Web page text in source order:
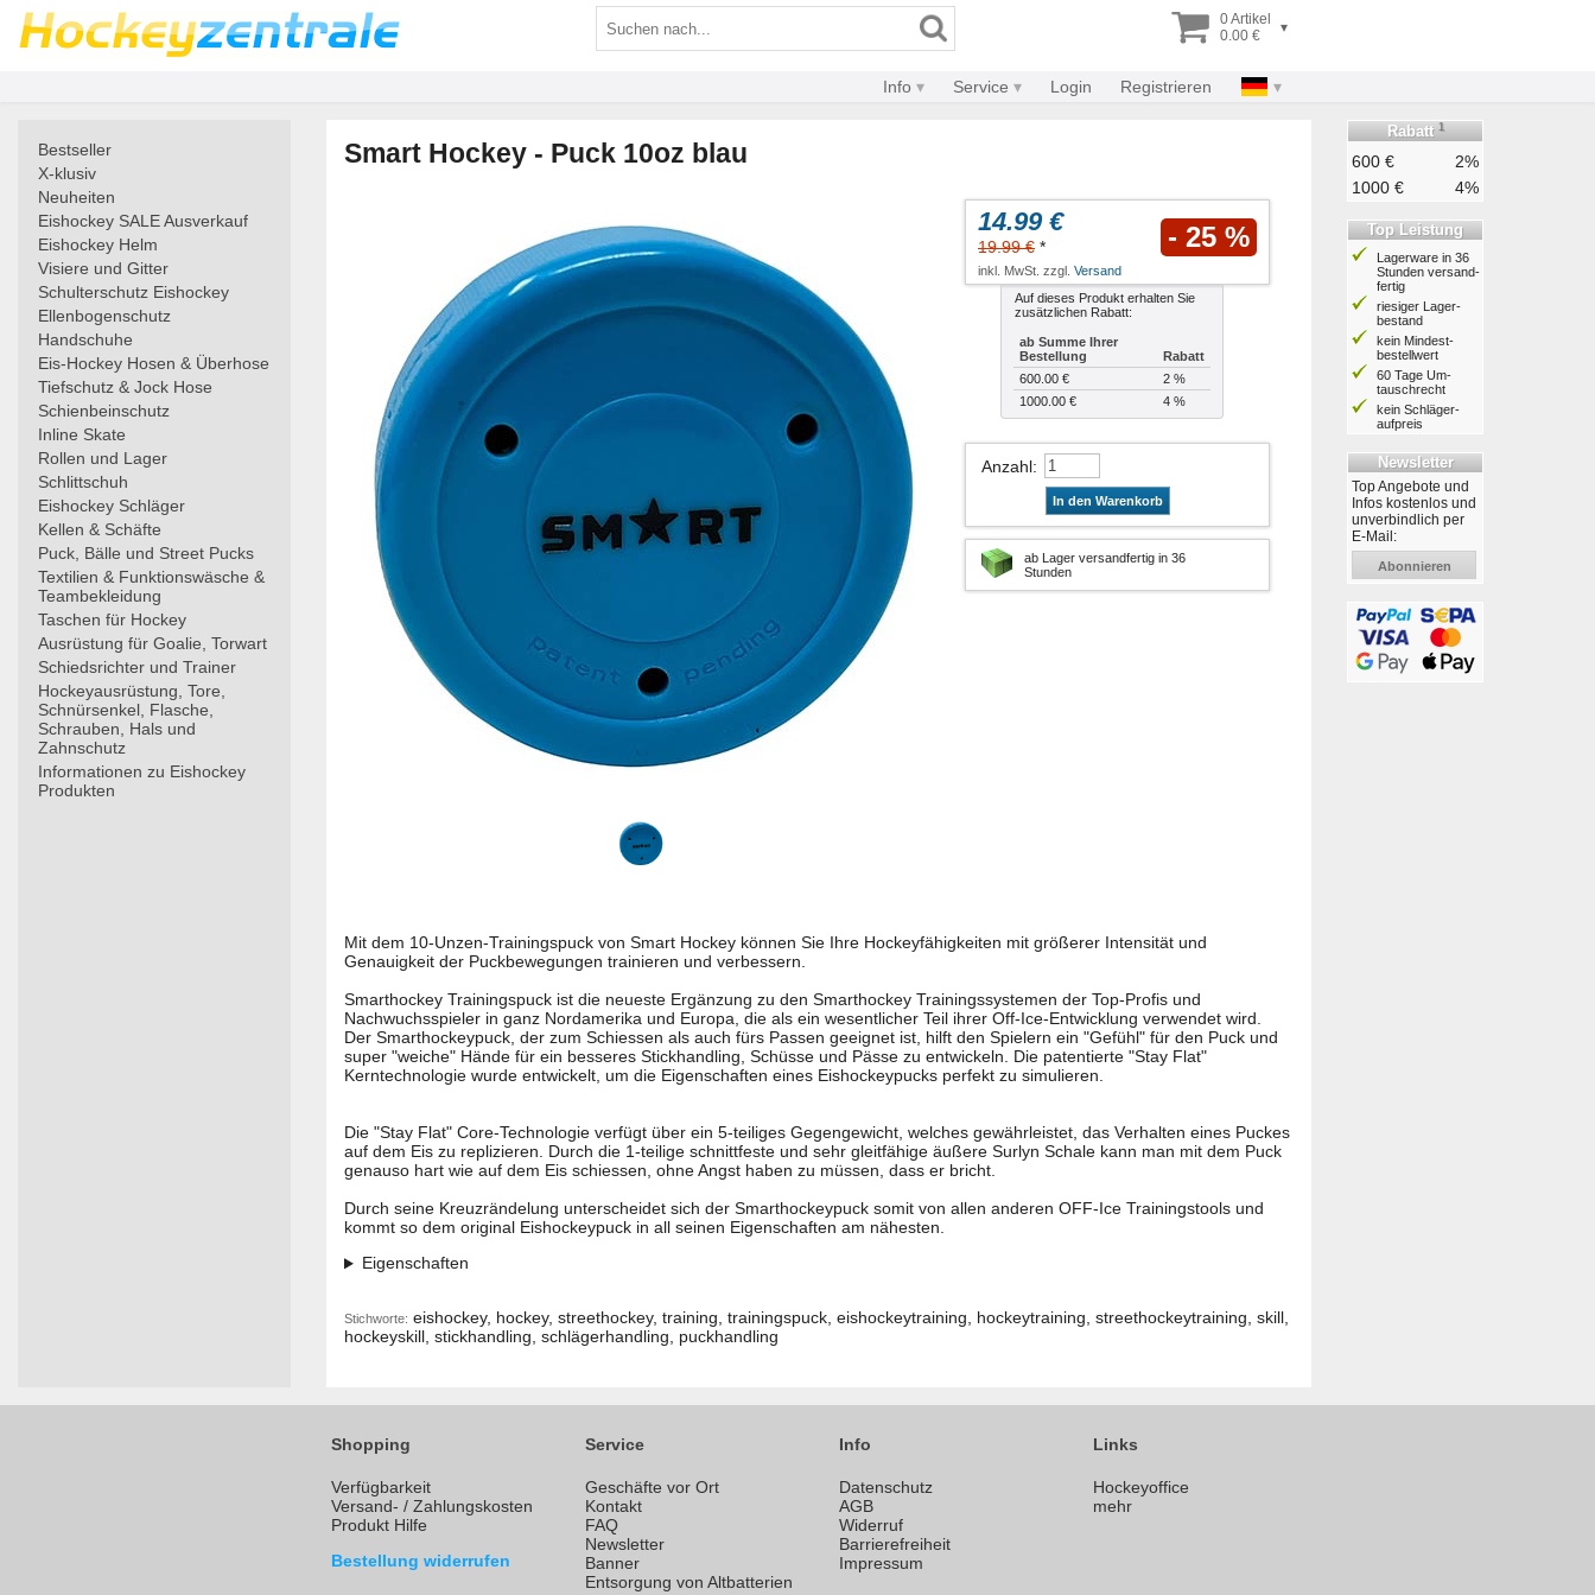
0 Artikel
0.00 €
▾
Info Service Login Registrieren
Bestseller
X-klusiv
Neuheiten
Eishockey SALE Ausverkauf
Eishockey Helm
Visiere und Gitter
Schulterschutz Eishockey
Ellenbogenschutz
Handschuhe
Eis-Hockey Hosen & Überhose
Tiefschutz & Jock Hose
Schienbeinschutz
Inline Skate
Rollen und Lager
Schlittschuh
Eishockey Schläger
Kellen & Schäfte
Puck, Bälle und Street Pucks
Textilien & Funktionswäsche &
Teambekleidung
Taschen für Hockey
Ausrüstung für Goalie, Torwart
Schiedsrichter und Trainer
Hockeyausrüstung, Tore,
Schnürsenkel, Flasche,
Schrauben, Hals und
Zahnschutz
Informationen zu Eishockey
Produkten
Smart Hockey - Puck 10oz blau
14.99 €
19.99 € * - 25 %
inkl. MwSt. zzgl. Versand
Auf dieses Produkt erhalten Sie
zusätzlichen Rabatt:
ab Summe Ihrer
Bestellung
Rabatt
600.00 €
2 %
1000.00 €
4 %
Anzahl:
In den Warenkorb
ab Lager versandfertig in 36
Stunden
Mit dem 10-Unzen-Trainingspuck von Smart Hockey können Sie Ihre Hockeyfähigkeiten mit größerer Intensität und
Genauigkeit der Puckbewegungen trainieren und verbessern.
Smarthockey Trainingspuck ist die neueste Ergänzung zu den Smarthockey Trainingssystemen der Top-Profis und
Nachwuchsspieler in ganz Nordamerika und Europa, die als ein wesentlicher Teil ihrer Off-Ice-Entwicklung verwendet wird.
Der Smarthockeypuck, der zum Schiessen als auch fürs Passen geeignet ist, hilft den Spielern ein "Gefühl" für den Puck und
super "weiche" Hände für ein besseres Stickhandling, Schüsse und Pässe zu entwickeln. Die patentierte "Stay Flat"
Kerntechnologie wurde entwickelt, um die Eigenschaften eines Eishockeypucks perfekt zu simulieren.
Die "Stay Flat" Core-Technologie verfügt über ein 5-teiliges Gegengewicht, welches gewährleistet, das Verhalten eines Puckes
auf dem Eis zu replizieren. Durch die 1-teilige schnittfeste und sehr gleitfähige äußere Surlyn Schale kann man mit dem Puck
genauso hart wie auf dem Eis schiessen, ohne Angst haben zu müssen, dass er bricht.
Durch seine Kreuzrändelung unterscheidet sich der Smarthockeypuck somit von allen anderen OFF-Ice Trainingstools und
kommt so dem original Eishockeypuck in all seinen Eigenschaften am nähesten.
Eigenschaften
Stichworte: eishockey, hockey, streethockey, training, trainingspuck, eishockeytraining, hockeytraining, streethockeytraining, skill,
hockeyskill, stickhandling, schlägerhandling, puckhandling
Rabatt 1
600 €
2%
1000 €
4%
Top Leistung
Lagerware in 36
Stunden ver­sand­
fertig
riesiger Lager­
bestand
kein Mindest­
bestell­wert
60 Tage Um­
tausch­recht
kein Schläger­
aufpreis
Newsletter
Top Angebote und
Infos kostenlos und
unverbindlich per
E-Mail:
Abonnieren
Shopping
Verfügbarkeit
Versand- / Zahlungskosten
Produkt Hilfe
Bestellung widerrufen
Service
Geschäfte vor Ort
Kontakt
FAQ
Newsletter
Banner
Entsorgung von Altbatterien
Info
Datenschutz
AGB
Widerruf
Barrierefreiheit
Impressum
Links
Hockeyoffice
mehr